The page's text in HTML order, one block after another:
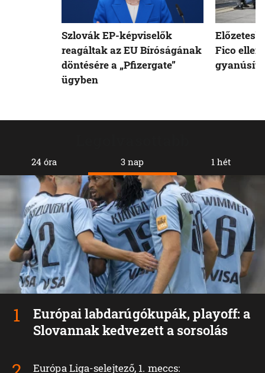
24 óra 3 nap
Európai labdarúgókupák, playoff: a
Slovannak kedvezett a sorsolás
Európa Liga-selejtező, 1. meccs:
1 hét
Szlovák EP-képviselők
reagáltak az EU Bíróságának
döntésére a „Pfizergate”
ügyben
Fico